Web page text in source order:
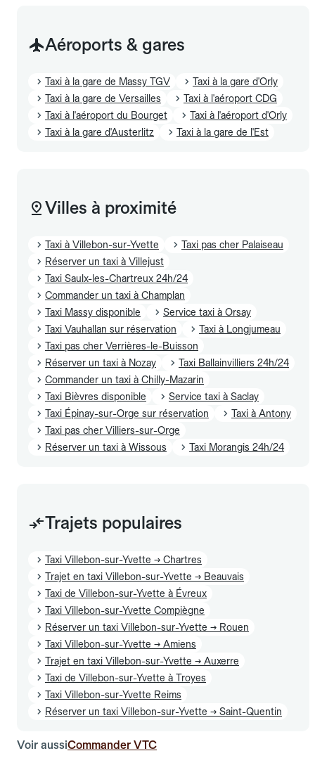
Aéroports & gares
Taxi à la gare de Massy TGV
Taxi à la gare d'Orly
Taxi à la gare de Versailles
Taxi à l'aéroport CDG
Taxi à l'aéroport du Bourget
Taxi à l'aéroport d'Orly
Taxi à la gare d'Austerlitz
Taxi à la gare de l'Est
Villes à proximité
Taxi à Villebon-sur-Yvette
Taxi pas cher Palaiseau
Réserver un taxi à Villejust
Taxi Saulx-les-Chartreux 24h/24
Commander un taxi à Champlan
Taxi Massy disponible
Service taxi à Orsay
Taxi Vauhallan sur réservation
Taxi à Longjumeau
Taxi pas cher Verrières-le-Buisson
Réserver un taxi à Nozay
Taxi Ballainvilliers 24h/24
Commander un taxi à Chilly-Mazarin
Taxi Bièvres disponible
Service taxi à Saclay
Taxi Épinay-sur-Orge sur réservation
Taxi à Antony
Taxi pas cher Villiers-sur-Orge
Réserver un taxi à Wissous
Taxi Morangis 24h/24
Trajets populaires
Taxi Villebon-sur-Yvette → Chartres
Trajet en taxi Villebon-sur-Yvette → Beauvais
Taxi de Villebon-sur-Yvette à Évreux
Taxi Villebon-sur-Yvette Compiègne
Réserver un taxi Villebon-sur-Yvette → Rouen
Taxi Villebon-sur-Yvette → Amiens
Trajet en taxi Villebon-sur-Yvette → Auxerre
Taxi de Villebon-sur-Yvette à Troyes
Taxi Villebon-sur-Yvette Reims
Réserver un taxi Villebon-sur-Yvette → Saint-Quentin
Voir aussiCommander VTC